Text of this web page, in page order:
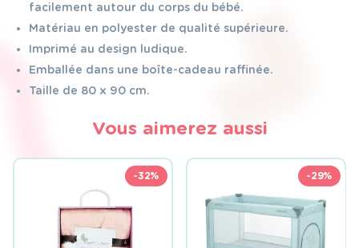
facilement autour du corps du bébé.
Matériau en polyester de qualité supérieure.
Imprimé au design ludique.
Emballée dans une boîte-cadeau raffinée.
Taille de 80 x 90 cm.
Vous aimerez aussi
-32% -29%